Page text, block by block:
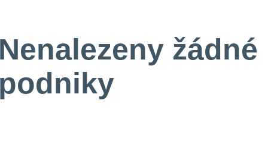
žádné